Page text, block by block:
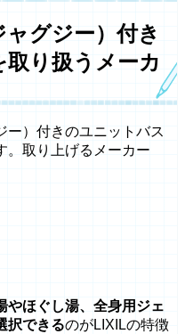
グジー）付き
り扱うメーカ
ー）付きのユニットバス
。取り上げるメーカー
やほぐし湯、全身用ジェ
択できるのがLIXILの特徴